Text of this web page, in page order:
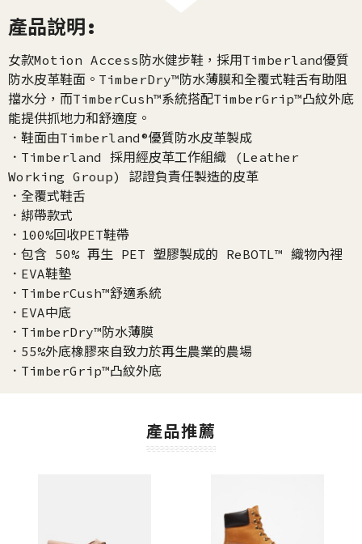
產品說明:
女款Motion Access防水健步鞋，採用Timberland優質
防水皮革鞋面。TimberDry™防水薄膜和全覆式鞋舌有助阻
擋水分，而TimberCush™系統搭配TimberGrip™凸紋外底
能提供抓地力和舒適度。
．鞋面由Timberland®優質防水皮革製成
．Timberland 採用經皮革工作組織 (Leather
Working Group) 認證負責任製造的皮革
．全覆式鞋舌
．綁帶款式
．100%回收PET鞋帶
．包含 50% 再生 PET 塑膠製成的 ReBOTL™ 織物內裡
．EVA鞋墊
．TimberCush™舒適系統
．EVA中底
．TimberDry™防水薄膜
．55%外底橡膠來自致力於再生農業的農場
．TimberGrip™凸紋外底
產品推薦